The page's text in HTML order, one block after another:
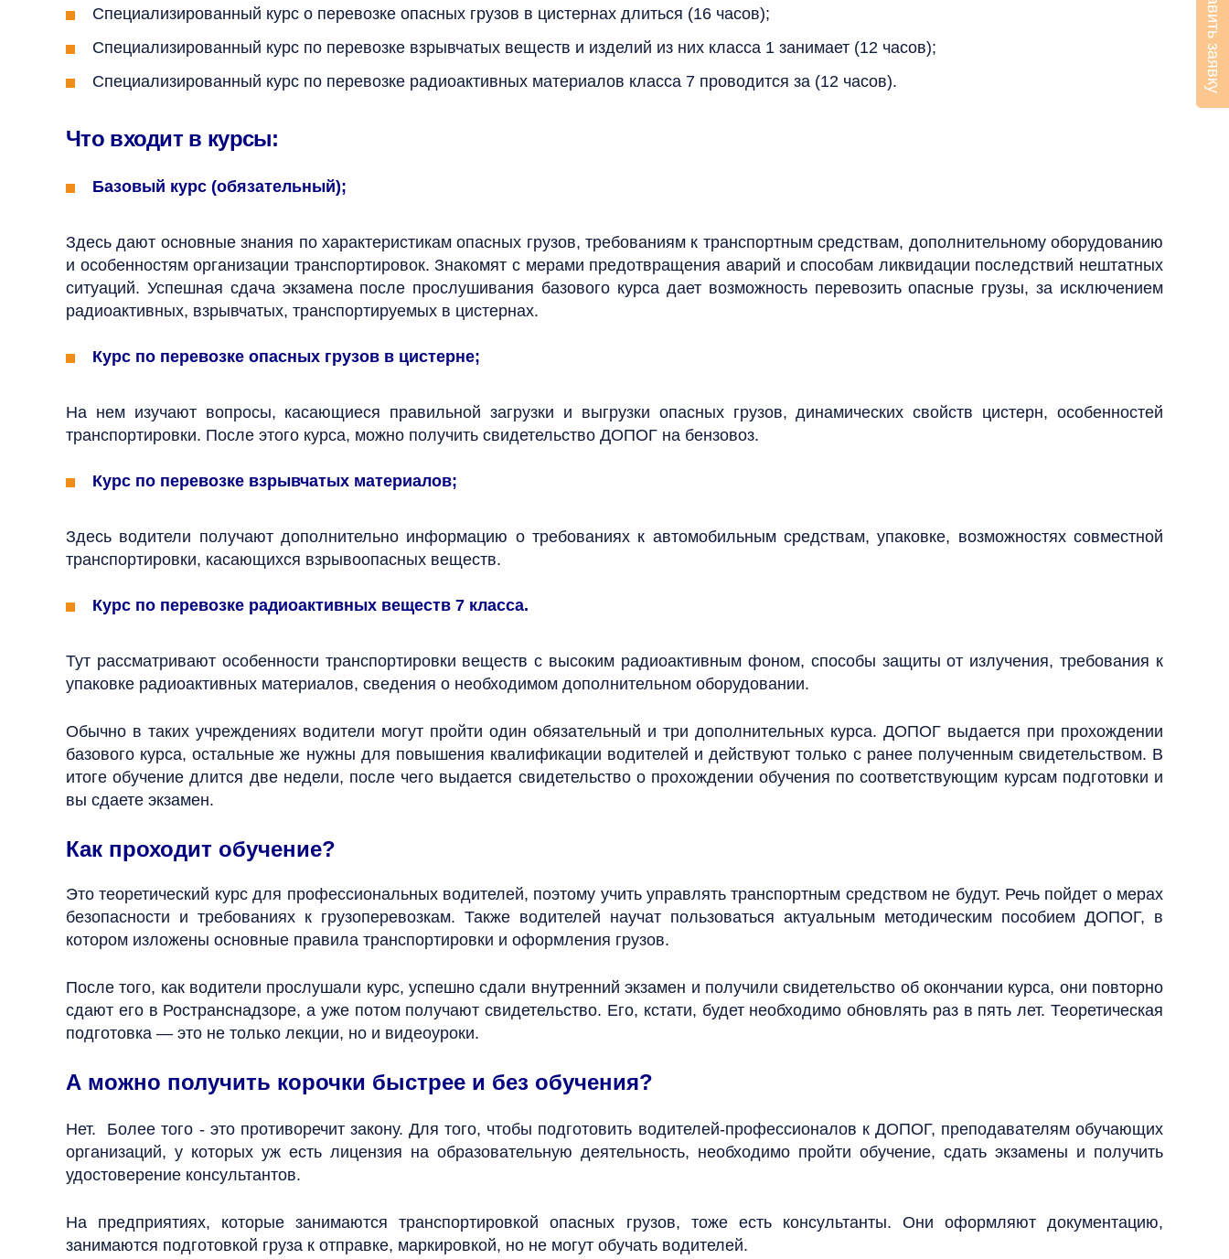
Специализированный курс о перевозке опасных грузов в цистернах длиться (16 часов);
Специализированный курс по перевозке взрывчатых веществ и изделий из них класса 1 занимает (12 часов);
Специализированный курс по перевозке радиоактивных материалов класса 7 проводится за (12 часов).
Что входит в курсы:
Базовый курс (обязательный);
Здесь дают основные знания по характеристикам опасных грузов, требованиям к транспортным средствам, дополнительному оборудованию
и особенностям организации транспортировок. Знакомят с мерами предотвращения аварий и способам ликвидации последствий нештатных
ситуаций. Успешная сдача экзамена после прослушивания базового курса дает возможность перевозить опасные грузы, за исключением
радиоактивных, взрывчатых, транспортируемых в цистернах.
Курс по перевозке опасных грузов в цистерне;
На нем изучают вопросы, касающиеся правильной загрузки и выгрузки опасных грузов, динамических свойств цистерн, особенностей
транспортировки. После этого курса, можно получить свидетельство ДОПОГ на бензовоз.
Курс по перевозке взрывчатых материалов;
Здесь водители получают дополнительно информацию о требованиях к автомобильным средствам, упаковке, возможностях совместной
транспортировки, касающихся взрывоопасных веществ.
Курс по перевозке радиоактивных веществ 7 класса.
Тут рассматривают особенности транспортировки веществ с высоким радиоактивным фоном, способы защиты от излучения, требования к
упаковке радиоактивных материалов, сведения о необходимом дополнительном оборудовании.
Обычно в таких учреждениях водители могут пройти один обязательный и три дополнительных курса. ДОПОГ выдается при прохождении
базового курса, остальные же нужны для повышения квалификации водителей и действуют только с ранее полученным свидетельством. В
итоге обучение длится две недели, после чего выдается свидетельство о прохождении обучения по соответствующим курсам подготовки и
вы сдаете экзамен.
Как проходит обучение?
Это теоретический курс для профессиональных водителей, поэтому учить управлять транспортным средством не будут. Речь пойдет о мерах
безопасности и требованиях к грузоперевозкам. Также водителей научат пользоваться актуальным методическим пособием ДОПОГ, в
котором изложены основные правила транспортировки и оформления грузов.
После того, как водители прослушали курс, успешно сдали внутренний экзамен и получили свидетельство об окончании курса, они повторно
сдают его в Ространснадзоре, а уже потом получают свидетельство. Его, кстати, будет необходимо обновлять раз в пять лет. Теоретическая
подготовка — это не только лекции, но и видеоуроки.
А можно получить корочки быстрее и без обучения?
Нет. Более того - это противоречит закону. Для того, чтобы подготовить водителей-профессионалов к ДОПОГ, преподавателям обучающих
организаций, у которых уж есть лицензия на образовательную деятельность, необходимо пройти обучение, сдать экзамены и получить
удостоверение консультантов.
На предприятиях, которые занимаются транспортировкой опасных грузов, тоже есть консультанты. Они оформляют документацию,
занимаются подготовкой груза к отправке, маркировкой, но не могут обучать водителей.
Оставить заявку